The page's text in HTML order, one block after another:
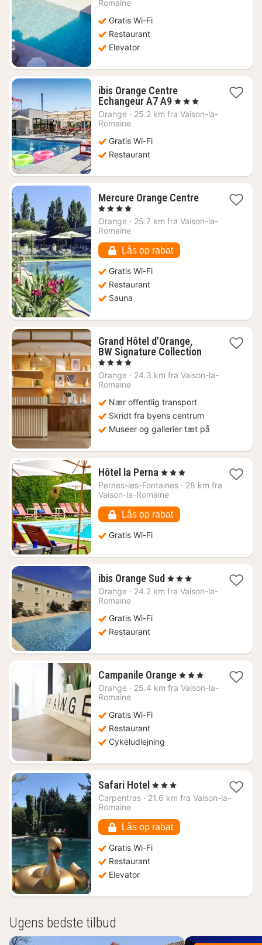
Romaine
Gratis Wi-Fi
Restaurant
Elevator
ibis Orange Centre
Echangeur A7 A91
nat
, 3 Stjerner
Orange · 25.2 km fra Vaison-la-
Romaine
Gratis Wi-Fi
Restaurant
Mercure Orange Centre1
fra
, 4 Stjerner
Orange · 25.7 km fra Vaison-la-
Romaine
Lås op rabat
Gratis Wi-Fi
Restaurant
Sauna
Grand Hôtel d’Orange,
BW Signature Collection1
fra
, 4 Stjerner
Orange · 24.3 km fra Vaison-la-
Romaine
Nær offentlig transport
Skridt fra byens centrum
Museer og gallerier tæt på
Hôtel la Perna 1
nat
fra
kr.
, 3 Stjerner
Pernes-les-Fontaines · 28 km fra
Vaison-la-Romaine
Lås op rabat
Gratis Wi-Fi
ibis Orange Sud 1
nat
, 3 Stjerner
Orange · 24.2 km fra Vaison-la-
Romaine
Gratis Wi-Fi
Restaurant
Campanile Orange1
nat
, 3 Stjerner
Orange · 25.4 km fra Vaison-la-
Romaine
Gratis Wi-Fi
Restaurant
Cykeludlejning
Safari Hotel 1
nat
kr.
, 3 Stjerner
Carpentras · 21.6 km fra Vaison-la-
Romaine
Lås op rabat
Gratis Wi-Fi
Restaurant
Elevator
Ugens bedste tilbud